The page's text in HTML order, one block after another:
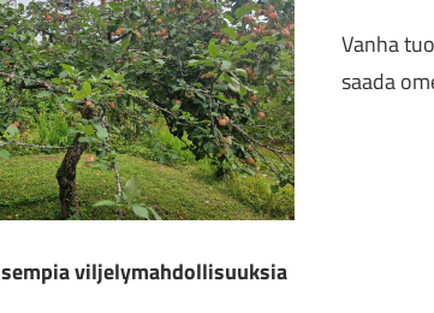
Vanha
saada
viljelymahdollisuuksia